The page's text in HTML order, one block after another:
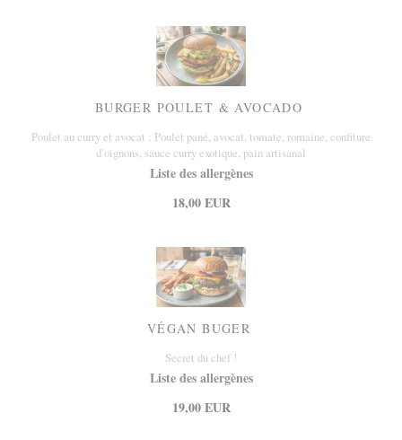
BURGER POULET & AVOCADO
Poulet au curry et avocat : Poulet pané, avocat, tomate, romaine, confiture
d’oignons, sauce curry exotique, pain artisanal
Liste des allergènes
18,00 EUR
VÉGAN BUGER
Secret du chef !
Liste des allergènes
19,00 EUR